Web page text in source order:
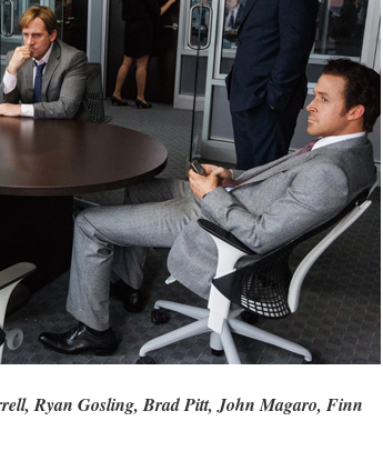
Ryan Gosling, Brad Pitt, John Magaro, Finn